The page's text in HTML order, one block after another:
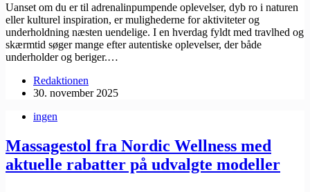
Uanset om du er til adrenalinpumpende oplevelser, dyb ro i naturen
eller kulturel inspiration, er mulighederne for aktiviteter og
underholdning næsten uendelige. I en hverdag fyldt med travlhed og
skærmtid søger mange efter autentiske oplevelser, der både
underholder og beriger.…
Redaktionen
30. november 2025
ingen
Massagestol fra Nordic Wellness med
aktuelle rabatter på udvalgte modeller